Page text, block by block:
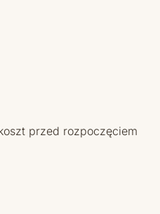
przed rozpoczęciem